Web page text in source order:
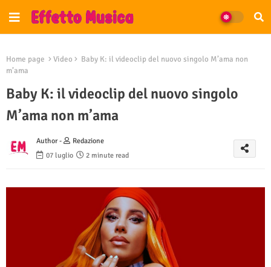
Home page Video
Baby K: il videoclip del nuovo singolo M’ama non
m’ama
Baby K: il videoclip del nuovo singolo
M’ama non m’ama
Author -
Redazione
07 luglio
2 minute read